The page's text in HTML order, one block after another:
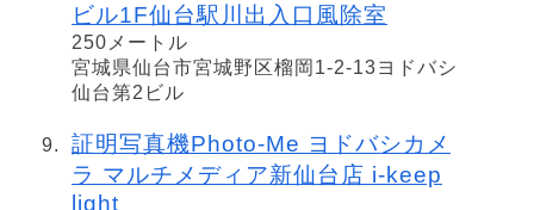
ビル1F仙台駅川出入口風除室
250メートル
宮城県仙台市宮城野区榴岡1-2-13ヨドバシ
仙台第2ビル
証明写真機Photo-Me ヨドバシカメ
ラ マルチメディア新仙台店 i-keep
light